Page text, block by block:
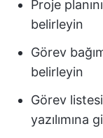
Proje
belirleyin
Görev
belirleyin
Görev
yazılımına